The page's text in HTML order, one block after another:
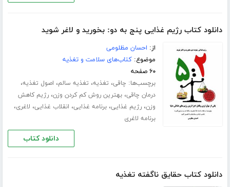
دانلود کتاب رژیم غذایی پنج به دو: بخورید و لاغر شوید
از: احسان مظلومی
موضوع:کتاب‌های سلامت و تغذیه
۶۰ صفحه
برچسب‌ها: چاقی، تغذیه، تغذیه سالم، اصول تغذیه،
درمان چاقی،بهترین روش کم کردن وزن،رژیم کاهش
وزن،رژیم غذایی،برنامه غذایی، انقلاب غذایی، لاغری،
برنامه لاغری
دانلود کتاب
دانلود کتاب حقایق ناگفته تغذیه